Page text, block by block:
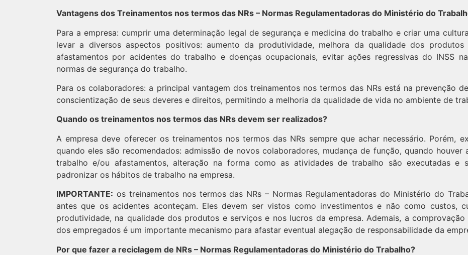
Vantagens dos Treinamentos nos termos das NRs – Normas Regulamentadoras do Ministério do
Para a empresa: cumprir uma determinação legal de segurança e medicina do trabalho e criar uma
levar a diversos aspectos positivos: aumento da produtividade, melhora da qualidade dos
afastamentos por acidentes do trabalho e doenças ocupacionais, evitar ações regressivas do INSS
normas de segurança do trabalho.
Para os colaboradores: a principal vantagem dos treinamentos nos termos das NRs está na prevenção
conscientização de seus deveres e direitos, permitindo a melhoria da qualidade de vida no ambiente de
Quando os treinamentos nos termos das NRs devem ser realizados?
A empresa deve oferecer os treinamentos nos termos das NRs sempre que achar necessário. Porém,
quando eles são recomendados: admissão de novos colaboradores, mudança de função, quando
trabalho e/ou afastamentos, alteração na forma como as atividades de trabalho são executadas e
padronizar os hábitos de trabalho na empresa.
IMPORTANTE: os treinamentos nos termos das NRs – Normas Regulamentadoras do Ministério do
antes que os acidentes aconteçam. Eles devem ser vistos como investimentos e não como custos,
produtividade, na qualidade dos produtos e serviços e nos lucros da empresa. Ademais, a
dos empregados é um importante mecanismo para afastar eventual alegação de responsabilidade da
Por que fazer a reciclagem de NRs – Normas Regulamentadoras do Ministério do Trabalho?